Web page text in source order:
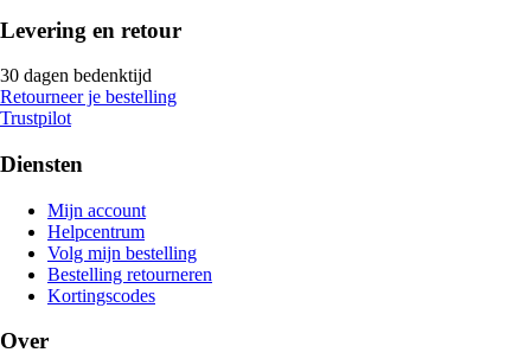
Levering en retour
30 dagen bedenktijd
Retourneer je bestelling
Trustpilot
Diensten
Mijn account
Helpcentrum
Volg mijn bestelling
Bestelling retourneren
Kortingscodes
Over